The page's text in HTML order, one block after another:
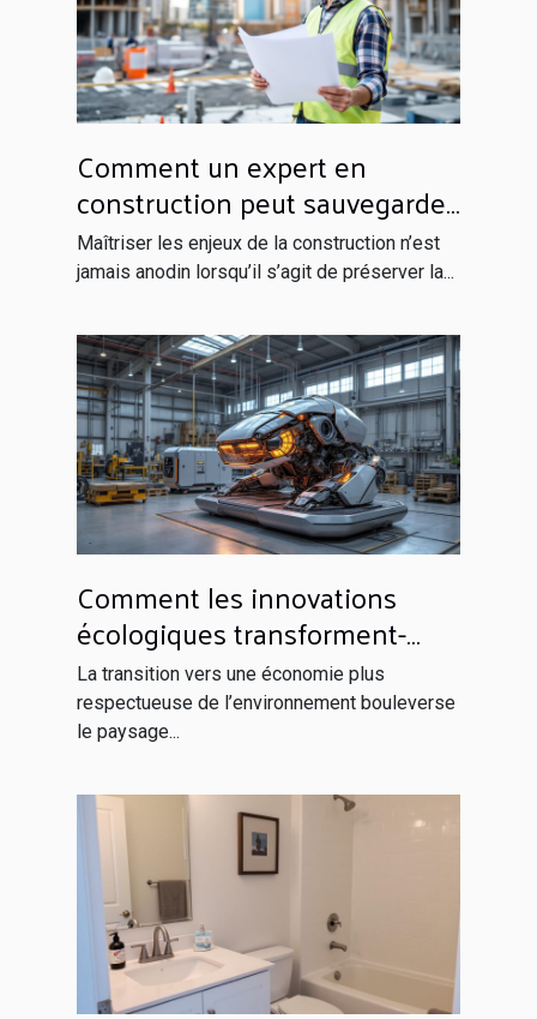
Comment un expert en
construction peut sauvegarder
votre investissement ?
Maîtriser les enjeux de la construction n’est
jamais anodin lorsqu’il s’agit de préserver la...
Comment les innovations
écologiques transforment-
elles les industries
traditionnelles ?
La transition vers une économie plus
respectueuse de l’environnement bouleverse
le paysage...